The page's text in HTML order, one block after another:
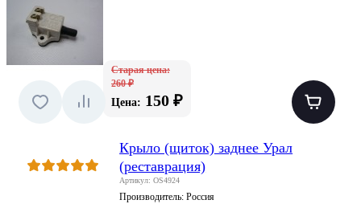
Старая цена:
260 ₽
Цена: 150 ₽
Крыло (щиток) заднее Урал
(реставрация)
Артикул: OS4924
Производитель:Россия